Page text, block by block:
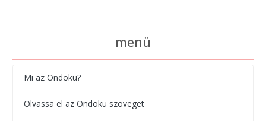
menü
Mi az Ondoku?
Olvassa el az Ondoku szöveget